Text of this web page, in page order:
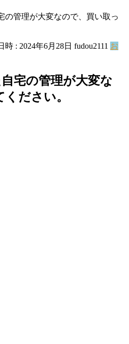
の管理が大変なので、買い取っ
時 : 2024年6月28日 fudou2111 お
宅の管理が大変な
ださい。